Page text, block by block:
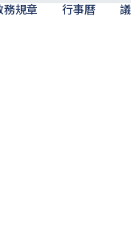
務規章 行事曆